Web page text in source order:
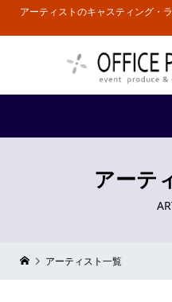
アーティストのキャスティング・
アーテ
アーティスト一覧